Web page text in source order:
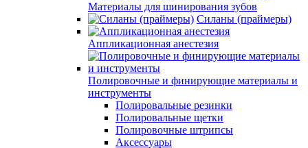
Материалы для шинирования зубов
Силаны (праймеры)
Аппликационная анестезия
Полировочные и финирующие материалы и
инструменты
Полировальные резинки
Полировальные щетки
Полировочные штрипсы
Аксессуары